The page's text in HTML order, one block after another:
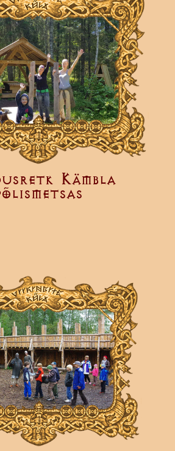
Kämbla